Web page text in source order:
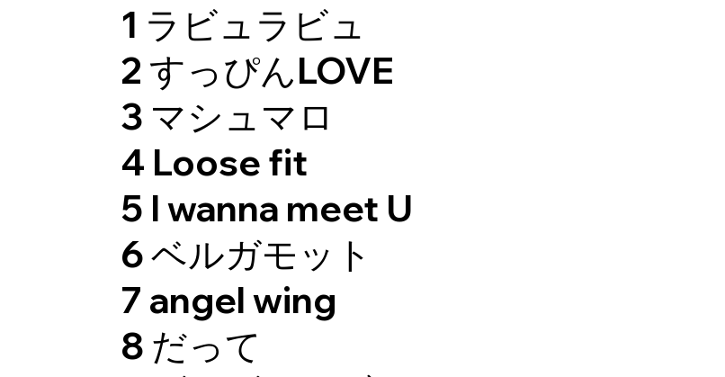
1 ラビュラビュ
2 すっぴんLOVE
3 マシュマロ
4 Loose fit
5 I wanna meet U
6 ベルガモット
7 angel wing
8 だって